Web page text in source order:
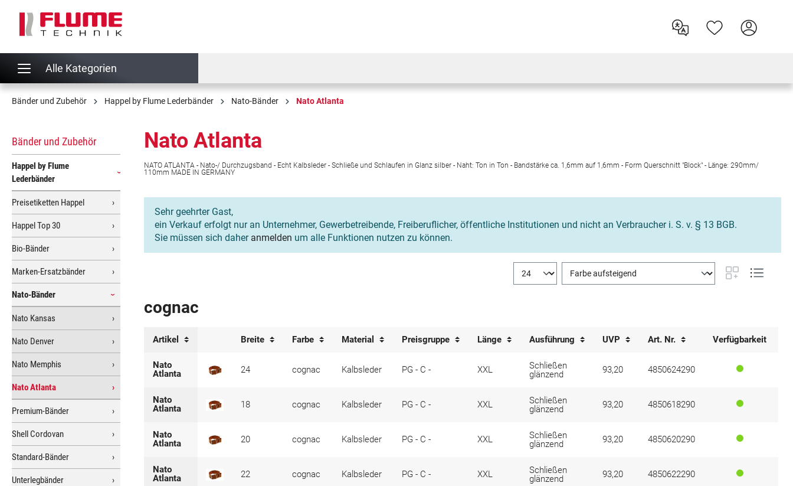
Zur Hauptnavigation springen
Alle Kategorien
Bänder und Zubehör Happel by Flume Lederbänder Nato-Bänder Nato Atlanta
Bänder und Zubehör
Happel by Flume
Lederbänder
Preisetiketten Happel
Happel Top 30
Bio-Bänder
Marken-Ersatzbänder
Nato-Bänder
Nato Kansas
Nato Denver
Nato Memphis
Nato Atlanta
Premium-Bänder
Shell Cordovan
Standard-Bänder
Unterlegbänder
Nato Atlanta
NATO ATLANTA - Nato-/ Durchzugsband - Echt Kalbsleder - Schließe und Schlaufen in Glanz silber - Naht: Ton in Ton - Bandstärke ca. 1,6mm auf 1,6mm - Form Querschnitt "Block" - Länge: 290mm/
110mm MADE IN GERMANY
Sehr geehrter Gast,
ein Verkauf erfolgt nur an Unternehmer, Gewerbetreibende, Freiberuflicher, öffentliche Institutionen und nicht an Verbraucher i. S. v. § 13 BGB.
Sie müssen sich daher anmelden um alle Funktionen nutzen zu können.
cognac
Artikel Breite Farbe Material Preisgruppe Länge Ausführung UVP Art. Nr. Verfügbarkeit
Nato
Atlanta
24 cognac Kalbsleder PG - C - XXL
Schließen
glänzend
93,20 4850624290
Nato
Atlanta
18 cognac Kalbsleder PG - C - XXL
Schließen
glänzend
93,20 4850618290
Nato
Atlanta
20 cognac Kalbsleder PG - C - XXL
Schließen
glänzend
93,20 4850620290
Nato
Atlanta
22 cognac Kalbsleder PG - C - XXL
Schließen
glänzend
93,20 4850622290